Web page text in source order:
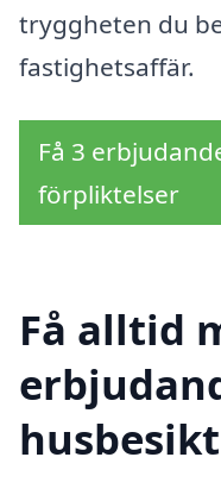
tryggheten du
fastighetsaffär.
Få 3
förpliktelser
Få alltid